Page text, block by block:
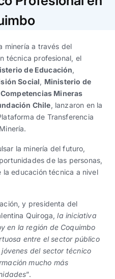
English
English
| English
| English
minería a través del
técnica profesional, el
de Educación,
Social, Ministerio de
Mineras
Chile, lanzaron en la
de Transferencia
la minería del futuro,
de las personas,
educación técnica a nivel
y presidenta del
Quiroga,la iniciativa
en la región de Coquimbo
entre el sector público
del sector técnico
mucho más
”.